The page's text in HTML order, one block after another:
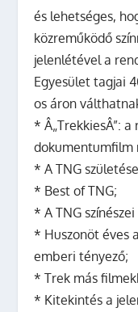
és lehetséges,
közreműködő
jelenlétével a
Egyesület tagjai
os áron
*Â„TrekkiesÂ”: a
dokumentumfilm
* A TNG
* Best of TNG;
* A TNG
* Huszonöt éves
emberi tényező;
* Trek más
* Kitekintés a